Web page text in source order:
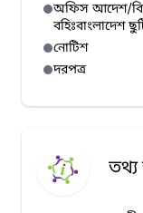
অফিস আদেশ/
বহিঃবাংলাদেশ
নোটিশ
দরপত্র